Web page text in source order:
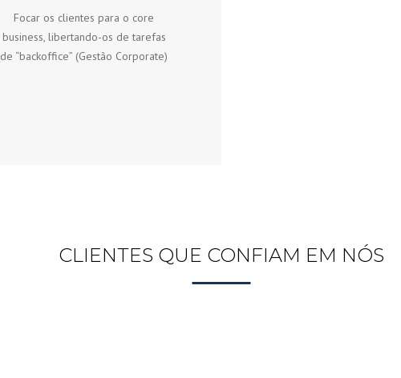
Focar os clientes para o core
business, libertando-os de tarefas
de “backoffice” (Gestão Corporate)
CLIENTES QUE CONFIAM EM NÓS